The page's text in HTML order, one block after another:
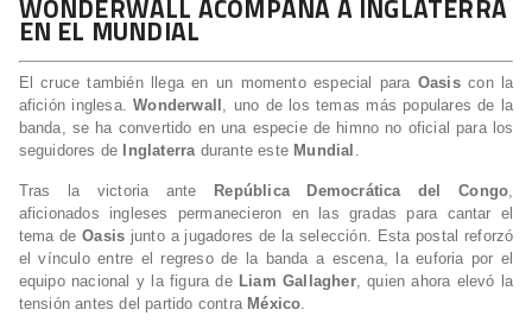
WONDERWALL ACOMPAÑA A INGLATERRA
EN EL MUNDIAL
El cruce también llega en un momento especial para Oasis con la
afición inglesa.
Wonderwall
, uno de los temas más populares de la
banda, se ha convertido en una especie de himno no oficial para los
seguidores de
Inglaterra durante este Mundial
Tras la victoria ante República Democrática del Congo
aficionados ingleses permanecieron en las gradas para cantar el
tema de Oasis junto a jugadores de la selección. Esta postal reforzó
el vínculo entre el regreso de la banda a escena, la euforia por el
equipo nacional y la figura de Liam Gallagher, quien ahora elevó la
tensión antes del partido contra México